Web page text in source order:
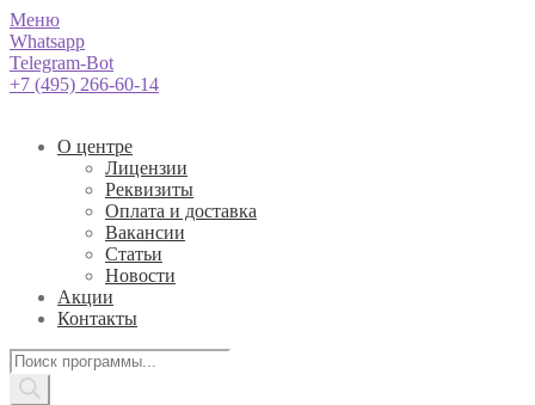
Меню
Whatsapp
Telegram-Bot
+7 (495) 266-60-14
О центре
Лицензии
Реквизиты
Оплата и доставка
Вакансии
Статьи
Новости
Акции
Контакты
Поиск
товаров